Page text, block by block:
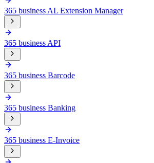
365 business AL Extension Manager
365 business API
365 business Barcode
365 business Banking
365 business E-Invoice